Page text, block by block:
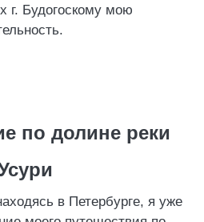
г. Будогоскому мою
по долине реки
в Петербурге, я уже